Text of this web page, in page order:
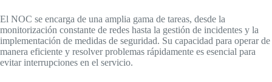
El NOC se encarga de una amplia gama de tareas, desde la
monitorización constante de redes hasta la gestión de incidentes y la
implementación de medidas de seguridad. Su capacidad para operar de
manera eficiente y resolver problemas rápidamente es esencial para
evitar interrupciones en el servicio.